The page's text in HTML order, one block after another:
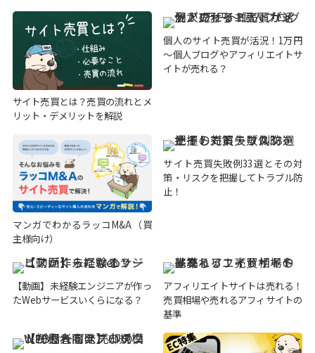
サイト売買とは？売買の流れとメ
リット・デメリットを解説
個人のサイト売買が活況！1万円
～個人ブログやアフィリエイトサ
イトが売れる？
マンガでわかるラッコM&A（買
主様向け）
サイト売買失敗例33選とその対
策・リスクを把握してトラブル防
止！
【動画】未経験エンジニアが作っ
たWebサービスいくらになる？
アフィリエイトサイトは売れる！
売買相場や売れるアフィサイトの
基準